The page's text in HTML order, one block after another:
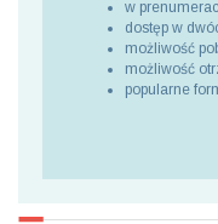
w
dostęp w
możliwość
możliwość
popularne